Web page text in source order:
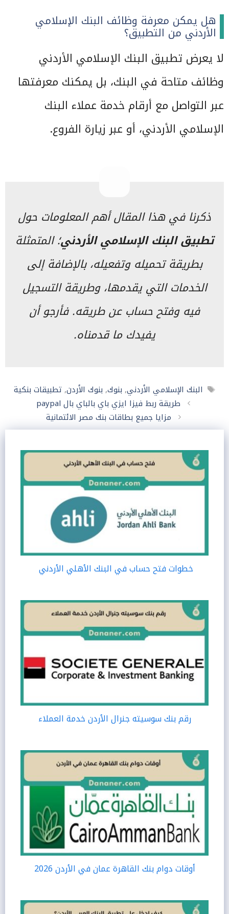
هل يمكن معرفة وظائف البنك الإسلامي
الأردني من التطبيق؟
لا يعرض تطبيق البنك الإسلامي الأردني
وظائف متاحة في البنك، بل يمكنك معرفتها
عبر التواصل مع أرقام خدمة عملاء البنك
الإسلامي الأردني، أو عبر زيارة الفروع.
ذكرنا في هذا المقال أهم المعلومات حول
تطبيق البنك الإسلامي الأردني؛ المتمثلة
بطريقة تحميله وتفعيله، بالإضافة إلى
الخدمات التي يقدمها، وطريقة التسجيل
فيه وفتح حساب عن طريقه. فأرجو أن
يفيدك ما قدمناه.
الوسوم
البنك الإسلامي الأردني, بنوك, بنوك الأردن, تطبيقات بنكية
طريقة ربط فيزا ايزي باي بالباي بال paypal
مزايا جميع بطاقات بنك مصر الائتمانية
خطوات فتح حساب في البنك الأهلي الأردني
رقم بنك سوسيته جنرال الأردن خدمة العملاء
أوقات دوام بنك القاهرة عمان في الأردن 2026